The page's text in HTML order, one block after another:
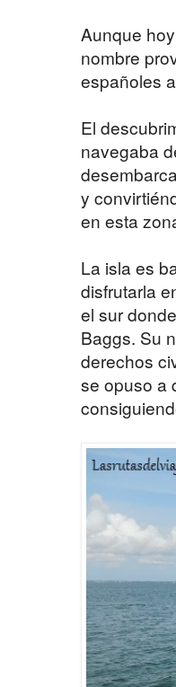
Aunque
nombre
españoles
El
navegaba
y
en esta
La isla es
disfrutarla
el sur
Baggs. Su
derechos
se opuso a